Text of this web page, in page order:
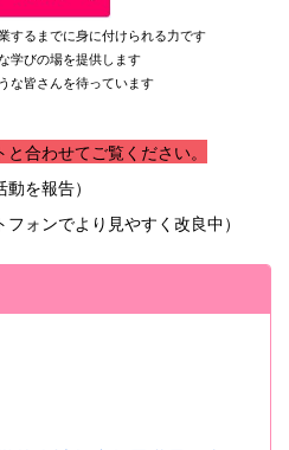
するまでに身に付けられる力です
学びの場を提供します
な皆さんを待っています
合わせてご覧ください。
動を報告）
フォンでより見やすく改良中）